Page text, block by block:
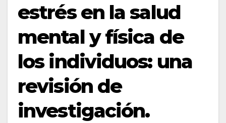
estrés en la salud
mental y física de
los individuos: una
revisión de
investigación.